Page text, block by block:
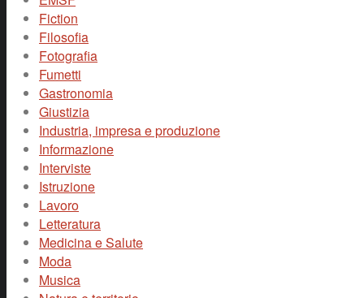
Fiction
Filosofia
Fotografia
Fumetti
Gastronomia
Giustizia
Industria, impresa e produzione
Informazione
Interviste
Istruzione
Lavoro
Letteratura
Medicina e Salute
Moda
Musica